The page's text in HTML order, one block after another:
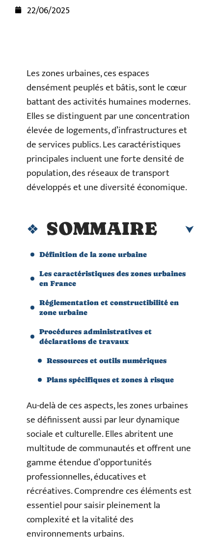
22/06/2025
Les zones urbaines, ces espaces
densément peuplés et bâtis, sont le cœur
battant des activités humaines modernes.
Elles se distinguent par une concentration
élevée de logements, d’infrastructures et
de services publics. Les caractéristiques
principales incluent une forte densité de
population, des réseaux de transport
développés et une diversité économique.
SOMMAIRE
Définition de la zone urbaine
Les caractéristiques des zones urbaines
en France
Réglementation et constructibilité en
zone urbaine
Procédures administratives et
déclarations de travaux
Ressources et outils numériques
Plans spécifiques et zones à risque
Au-delà de ces aspects, les zones urbaines
se définissent aussi par leur dynamique
sociale et culturelle. Elles abritent une
multitude de communautés et offrent une
gamme étendue d’opportunités
professionnelles, éducatives et
récréatives. Comprendre ces éléments est
essentiel pour saisir pleinement la
complexité et la vitalité des
environnements urbains.